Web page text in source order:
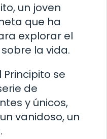
un joven
que ha
explorar el
la vida.
se
de
y únicos,
vanidoso, un